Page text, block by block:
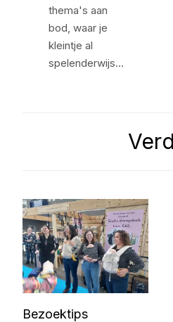
thema's aan
bod, waar je
kleintje al
spelenderwijs…
Bezoektips